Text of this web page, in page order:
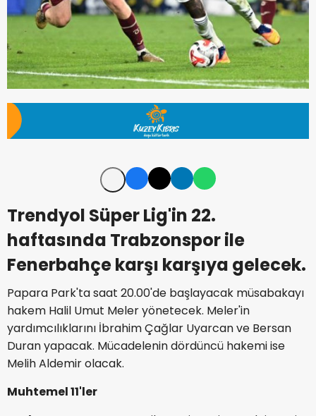
Trendyol Süper Lig'in 22.
haftasında Trabzonspor ile
Fenerbahçe karşı karşıya gelecek.
Papara Park'ta saat 20.00'de başlayacak müsabakayı
hakem Halil Umut Meler yönetecek. Meler'in
yardımcılıklarını İbrahim Çağlar Uyarcan ve Bersan
Duran yapacak. Mücadelenin dördüncü hakemi ise
Melih Aldemir olacak.
Muhtemel 11'ler